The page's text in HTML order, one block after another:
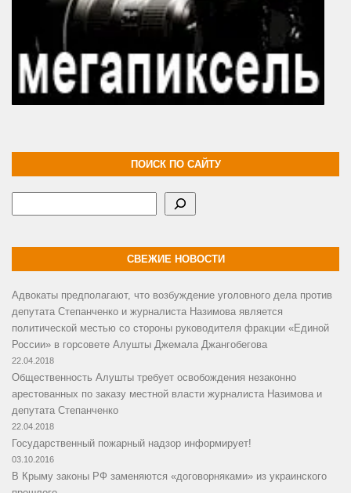
ПОИСК ПО САЙТУ
СВЕЖИЕ НОВОСТИ
Адвокаты предполагают, что возбуждение уголовного дела против
депутата Степанченко и журналиста Назимова является
политической местью со стороны руководителя фракции «Единой
России» в горсовете Алушты Джемала Джангобегова
22.04.2018
Общественность Алушты требует освобождения незаконно
арестованных по заказу местной власти журналиста Назимова и
депутата Степанченко
22.04.2018
Государственный пожарный надзор информирует!
03.10.2016
В Крыму законы РФ заменяются «договорняками» из украинского